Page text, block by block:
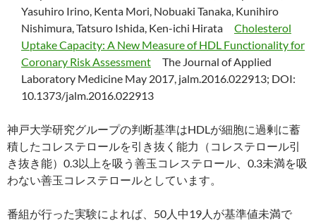
Yasuhiro Irino, Kenta Mori, Nobuaki Tanaka, Kunihiro
Nishimura, Tatsuro Ishida, Ken-ichi Hirata Cholesterol
Uptake Capacity: A New Measure of HDL Functionality for
Coronary Risk Assessment The Journal of Applied
Laboratory Medicine May 2017, jalm.2016.022913; DOI:
10.1373/jalm.2016.022913
神戸大学研究グループの判断基準はHDLが細胞に過剰に蓄
積したコレステロールを引き抜く能力（コレステロール引
き抜き能）0.3以上を吸う善玉コレステロール、0.3未満を吸
わない善玉コレステロールとしています。
番組が行った実験によれば、50人中19人が基準値未満で